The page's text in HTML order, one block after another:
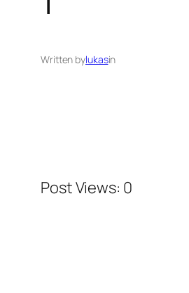
Written bylukasin
Post Views: 0